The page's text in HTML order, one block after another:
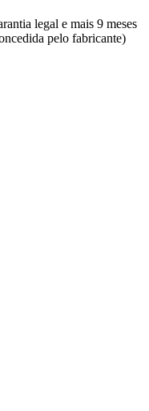
legal e mais 9 meses
pelo fabricante)